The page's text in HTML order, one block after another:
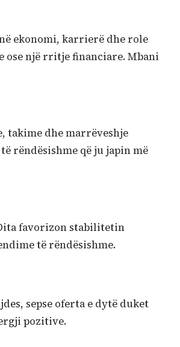
ekonomi, karrierë dhe role
ose një rritje financiare. Mbani
takime dhe marrëveshje
rëndësishme që ju japin më
favorizon stabilitetin
të rëndësishme.
sepse oferta e dytë duket
pozitive.